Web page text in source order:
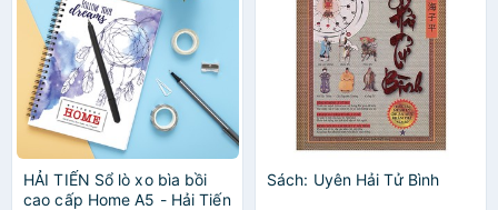
HẢI TIẾN Sổ lò xo bìa bồi
cao cấp Home A5 - Hải Tiến
Sách: Uyên Hải Tử Bình